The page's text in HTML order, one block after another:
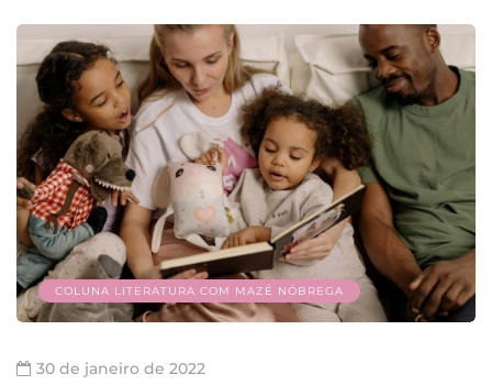
COLUNA LITERATURA COM MAZÉ NÓBREGA
30 de janeiro de 2022